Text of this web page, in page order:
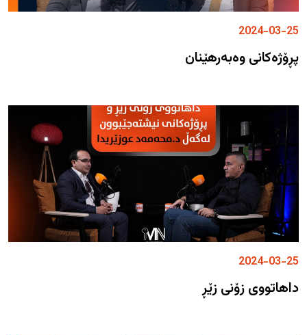
2024-03-25
پڕۆژەکانی وەبەرهێنان
2024-03-25
داهاتووی زۆنی زێڕ